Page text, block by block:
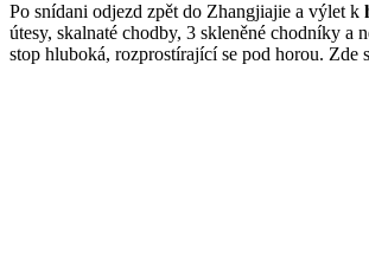
Po snídani odjezd zpět do Zhangjiajie a výlet k
útesy, skalnaté chodby, 3 skleněné chodníky a
stop hluboká, rozprostírající se pod horou. Zde